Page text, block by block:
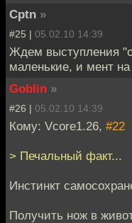
Cptn »
#25 | 05.02.10 14:39
Ждем выступления
маленькие, и мент
Goblin »
#26 | 05.02.10 14:39
Кому: Vcore1.26, #22
> Печальный факт...
Инстинкт
Получить нож в